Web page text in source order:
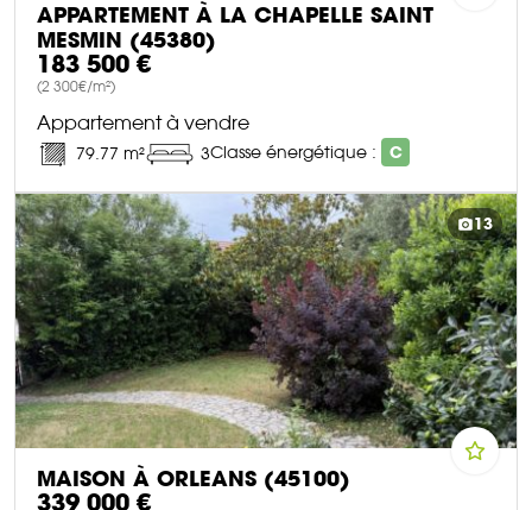
APPARTEMENT À LA CHAPELLE SAINT
MESMIN (45380)
183 500 €
(2 300€/m²)
Appartement à vendre
79.77 m² 3Classe énergétique : C
DÉCOUVRIR CE BIEN
13
MAISON À ORLEANS (45100)
339 000 €